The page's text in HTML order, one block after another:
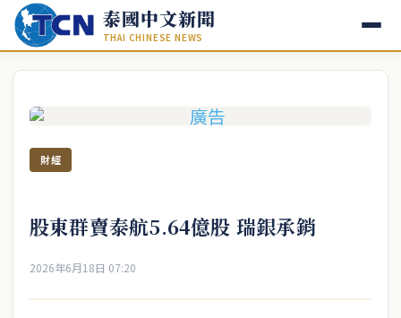
泰國中文新聞
THAI CHINESE NEWS
財經
股東群賣泰航5.64億股 瑞銀承銷
2026年6月18日 07:20